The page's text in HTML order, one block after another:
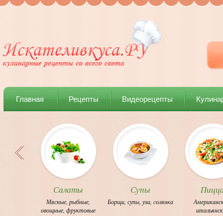
Главная Рецепты Видеорецепты
Салаты
Мясные ,рыбные
овощные ,фруктовые
Супы
Борщи ,супы ,уха ,cолянка